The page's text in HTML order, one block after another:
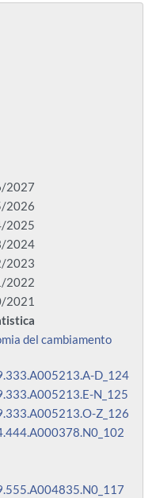
2027
2026
2025
2024
2023
2022
2021
del cambiamento
D_124
N_125
Z_126